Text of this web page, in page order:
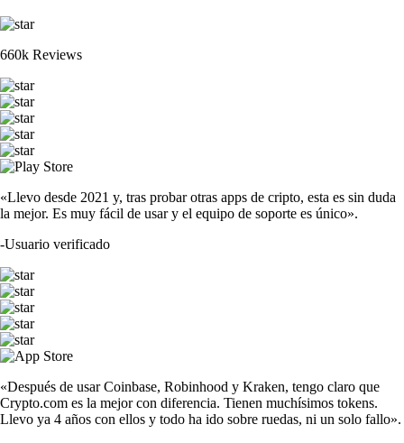
660k Reviews
«Llevo desde 2021 y, tras probar otras apps de cripto, esta es sin duda
la mejor. Es muy fácil de usar y el equipo de soporte es único».
-Usuario verificado
«Después de usar Coinbase, Robinhood y Kraken, tengo claro que
Crypto.com es la mejor con diferencia. Tienen muchísimos tokens.
Llevo ya 4 años con ellos y todo ha ido sobre ruedas, ni un solo fallo».